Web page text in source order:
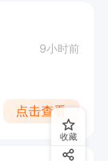
9小时前
点击查看
收藏